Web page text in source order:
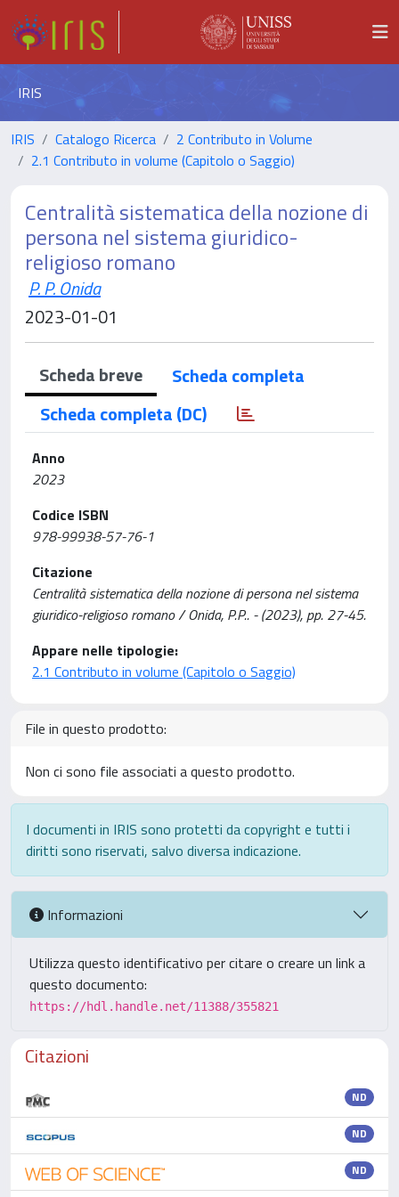
IRIS
IRIS Catalogo Ricerca
2 Contributo in Volume
2.1 Contributo in volume (Capitolo o Saggio)
Centralità sistematica della nozione di
persona nel sistema giuridico-
religioso romano
P. P. Onida
2023-01-01
Scheda breve
Scheda completa
Scheda completa (DC)
Anno
2023
Codice ISBN
978-99938-57-76-1
Citazione
Centralità sistematica della nozione di persona nel sistema
giuridico-religioso romano / Onida, P.P.. - (2023), pp. 27-45.
Appare nelle tipologie:
2.1 Contributo in volume (Capitolo o Saggio)
File in questo prodotto:
Non ci sono file associati a questo prodotto.
I documenti in IRIS sono protetti da copyright e tutti i
diritti sono riservati, salvo diversa indicazione.
Informazioni
Utilizza questo identificativo per citare o creare un link a
questo documento:
https://hdl.handle.net/11388/355821
Citazioni
ND
ND
ND